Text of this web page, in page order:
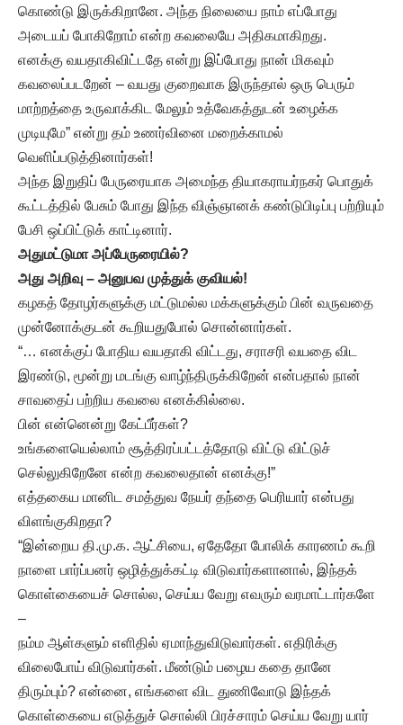
கொண்டு இருக்கிறானே. அந்த நிலையை நாம் எப்போது
அடையப் போகிறோம் என்ற கவலையே அதிகமாகிறது.
எனக்கு வயதாகிவிட்டதே என்று இப்போது நான் மிகவும்
கவலைப்படறேன் – வயது குறைவாக இருந்தால் ஒரு பெரும்
மாற்றத்தை உருவாக்கிட மேலும் உத்வேகத்துடன் உழைக்க
முடியுமே” என்று தம் உணர்வினை மறைக்காமல்
வெளிப்படுத்தினார்கள்!
அந்த இறுதிப் பேருரையாக அமைந்த தியாகராயர்நகர் பொதுக்
கூட்டத்தில் பேசும் போது இந்த விஞ்ஞானக் கண்டுபிடிப்பு பற்றியும்
பேசி ஒப்பிட்டுக் காட்டினார்.
அதுமட்டுமா அப்பேருரையில்?
அது அறிவு – அனுபவ முத்துக் குவியல்!
கழகத் தோழர்களுக்கு மட்டுமல்ல மக்களுக்கும் பின் வருவதை
முன்னோக்குடன் கூறியதுபோல் சொன்னார்கள்.
“… எனக்குப் போதிய வயதாகி விட்டது, சராசரி வயதை விட
இரண்டு, மூன்று மடங்கு வாழ்ந்திருக்கிறேன் என்பதால் நான்
சாவதைப் பற்றிய கவலை எனக்கில்லை.
பின் என்னென்று கேட்பீர்கள்?
உங்களையெல்லாம் சூத்திரப்பட்டத்தோடு விட்டு விட்டுச்
செல்லுகிறேனே என்ற கவலைதான் எனக்கு!”
எத்தகைய மானிட சமத்துவ நேயர் தந்தை பெரியார் என்பது
விளங்குகிறதா?
“இன்றைய தி.மு.க. ஆட்சியை, ஏதேதோ போலிக் காரணம் கூறி
நாளை பார்ப்பனர் ஒழித்துக்கட்டி விடுவார்களானால், இந்தக்
கொள்கையைச் சொல்ல, செய்ய வேறு எவரும் வரமாட்டார்களே
–
நம்ம ஆள்களும் எளிதில் ஏமாந்துவிடுவார்கள். எதிரிக்கு
விலைபோய் விடுவார்கள். மீண்டும் பழைய கதை தானே
திரும்பும்? என்னை, எங்களை விட துணிவோடு இந்தக்
கொள்கையை எடுத்துச் சொல்லி பிரச்சாரம் செய்ய வேறு யார்